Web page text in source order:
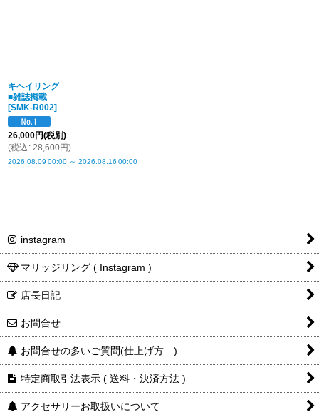
キヘイリング
■雑誌掲載
[SMK-R002]
26,000円(税別)
(税込 : 28,600円)
2026.08.09 00:00 ～ 2026.08.16 00:00
instagram
マリッジリング ( Instagram )
店長日記
お問合せ
お問合せの多いご質問(仕上げ方…)
特定商取引法表示 ( 送料・決済方法 )
アクセサリーお取扱いについて